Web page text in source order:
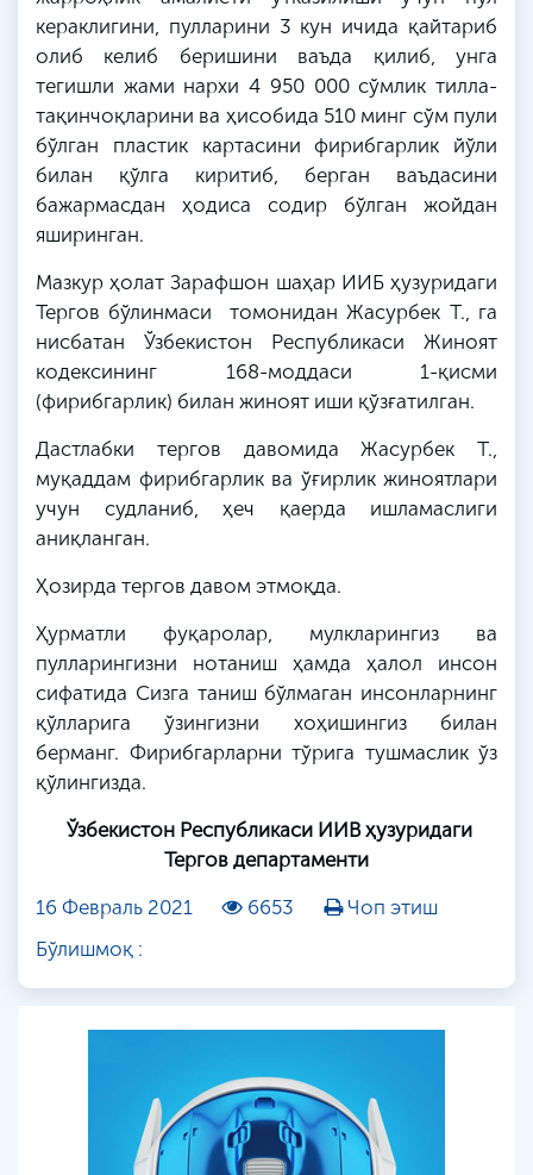
кераклигини, пулларини 3 кун ичида қайтариб
олиб келиб беришини ваъда қилиб, унга
тегишли жами нархи 4 950 000 сўмлик тилла-
тақинчоқларини ва ҳисобида 510 минг сўм пули
бўлган пластик картасини фирибгарлик йўли
билан қўлга киритиб, берган ваъдасини
бажармасдан ҳодиса содир бўлган жойдан
яширинган.
Мазкур ҳолат Зарафшон шаҳар ИИБ ҳузуридаги
Тергов бўлинмаси томониданЖасурбек Т., га
нисбатан Ўзбекистон Республикаси Жиноят
кодексининг 168-моддаси 1-қисми
(фирибгарлик) билан жиноят иши қўзғатилган.
Дастлабки тергов давомидаЖасурбек Т.,
муқаддам фирибгарлик ва ўғирлик жиноятлари
учун судланиб, ҳеч қаерда ишламаслиги
аниқланган.
Ҳозирда тергов давом этмоқда.
Ҳурматли фуқаролар, мулкларингиз ва
пулларингизни нотаниш ҳамда ҳалол инсон
сифатида Сизга таниш бўлмаган инсонларнинг
қўлларига ўзингизни хоҳишингиз билан
берманг. Фирибгарларни тўрига тушмаслик ўз
қўлингизда.
Ўзбекистон Республикаси ИИВ ҳузуридаги
Тергов департаменти
16 Февраль 2021
6653
Чоп этиш
Бўлишмоқ :